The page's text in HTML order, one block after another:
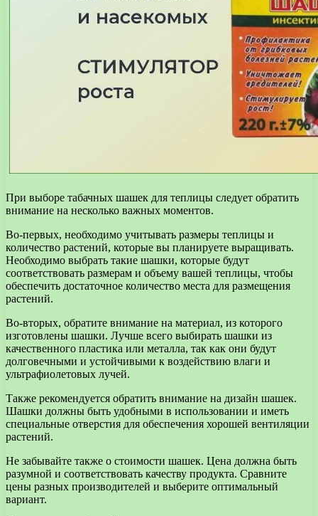
При выборе табачных шашек для теплицы следует обратить
внимание на несколько важных моментов.
Во-первых, необходимо учитывать размеры теплицы и
количество растений, которые вы планируете выращивать.
Необходимо выбрать такие шашки, которые будут
соответствовать размерам и объему вашей теплицы, чтобы
обеспечить достаточное количество места для размещения
растений.
Во-вторых, обратите внимание на материал, из которого
изготовлены шашки. Лучше всего выбирать шашки из
качественного пластика или металла, так как они будут
долговечными и устойчивыми к воздействию влаги и
ультрафиолетовых лучей.
Также рекомендуется обратить внимание на дизайн шашек.
Шашки должны быть удобными в использовании и иметь
специальные отверстия для обеспечения хорошей вентиляции
растений.
Не забывайте также о стоимости шашек. Цена должна быть
разумной и соответствовать качеству продукта. Сравните
цены разных производителей и выберите оптимальный
вариант.